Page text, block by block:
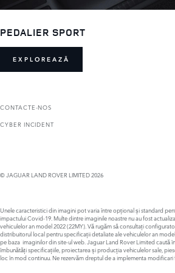
PEDALIER SPORT
EXPLOREAZĂ
CONTACTE-NOS
CYBER INCIDENT
© JAGUAR LAND ROVER LIMITED 2026
Unele caracteristici din imagini pot varia între opțional și standard
impactului Covid-19. Multe dintre imaginile noastre nu au fost
vehiculelor an model 2022 (22MY). Vă rugăm să consultați
distribuitorul local pentru specificații detaliate ale vehiculelor an
pe baza imaginilor din site-ul web. Jaguar Land Rover Limited caută
îmbunătăți specificațiile, proiectarea și producția vehiculelor sale,
loc în mod continuu. Ne rezervăm dreptul de a implementa modificari